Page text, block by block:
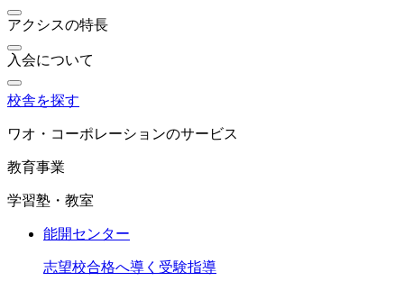
アクシスの特長
入会について
校舎を探す
ワオ・コーポレーションのサービス
教育事業
学習塾・教室
能開センター
志望校合格へ導く受験指導